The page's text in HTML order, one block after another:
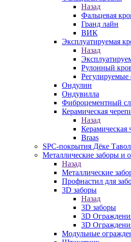
Назад
Фальцевая
Гранд лайн
ВИК
Эксплуатируемая
Назад
Рулонный
Ондулин
Ондувилла
Фиброцементный
Керамическая
Назад
Керамическая
Braas
SPC-покрытия Дёке
Металлические заборы и
Назад
Металлические
Профнастил для
3D заборы
Назад
3D заборы
3D
3D
Модульные